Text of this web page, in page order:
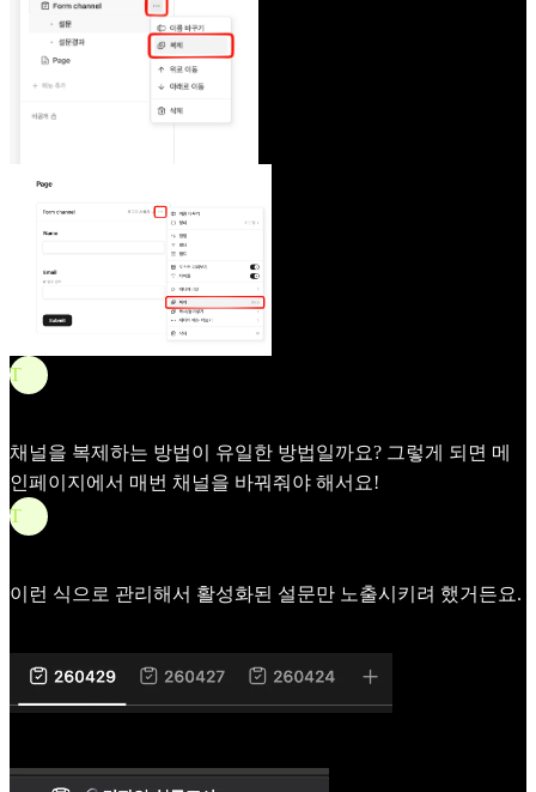
T
채널을 복제하는 방법이 유일한 방법일까요? 그렇게 되면 메
인페이지에서 매번 채널을 바꿔줘야 해서요!
T
이런 식으로 관리해서 활성화된 설문만 노출시키려 했거든요.